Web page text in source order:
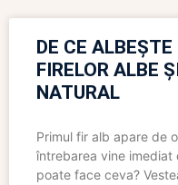
DE CE
FIRELOR ALBE
NATURAL
Primul fir alb apare de
întrebarea vine
poate face ceva?